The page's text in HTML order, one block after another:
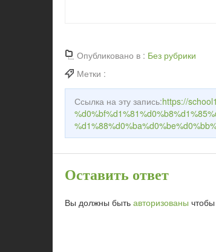
Опубликовано в : Без рубрики
Метки :
Ссылка на эту запись:https://
Оставить ответ
Вы должны быть авторизованы